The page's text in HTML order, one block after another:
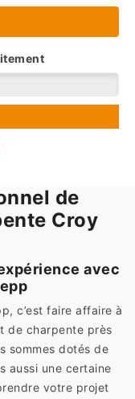
de
Croy
avec
c’est faire affaire à
de charpente près
sommes dotés de
aussi une certaine
votre projet